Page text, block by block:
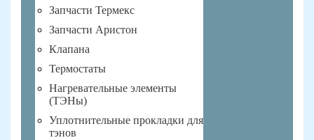
Запчасти Термекс
Запчасти Аристон
Клапана
Термостаты
Нагревательные элементы
(ТЭНы)
Уплотнительные прокладки для
тэнов